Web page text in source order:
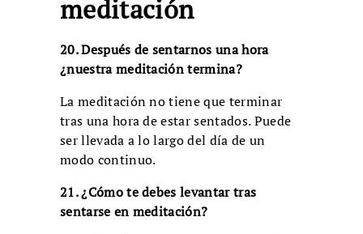
meditación
20. Después de sentarnos una hora
¿nuestra meditación termina?
La meditación no tiene que terminar
tras una hora de estar sentados. Puede
ser llevada a lo largo del día de un
modo continuo.
21. ¿Cómo te debes levantar tras
sentarse en meditación?